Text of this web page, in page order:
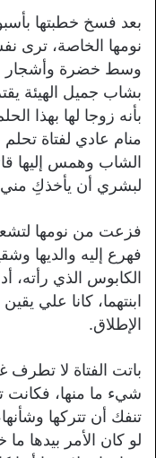
بعد فسخ خطبتها
نومها الخاصة، ترى
وسط خضرة وأشجار
بشاب جميل الهيئة
بأنه زوجا لها بهذا
منام عادي لفتاة
الشاب وهمس إليها
لبشري أن يأخذكِ مني
فزعت من نومها
فهرع إليه والديها
الكابوس الذي رأته،
ابنتهما، كانا علي
الإطلاق.
باتت الفتاة لا تطرف
شيء ما منها، فكانت
تنفك أن تتركها
لو كان الأمر بيدها